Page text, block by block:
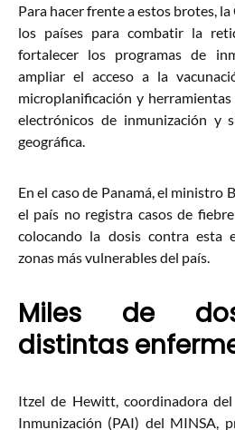
Para hacer frente a estos brotes,
los países para combatir la
fortalecer los programas de
ampliar el acceso a la
microplanificación y
electrónicos de inmunización y
geográfica.
En el caso de Panamá, el ministro
el país no registra casos de
colocando la dosis contra esta
zonas más vulnerables del país.
Miles de
distintas
Itzel de Hewitt, coordinadora
Inmunización (PAI) del MINSA,